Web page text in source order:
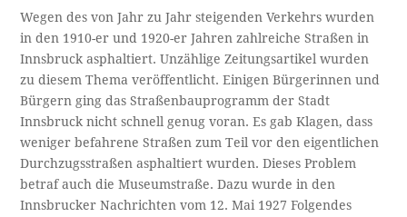
Wegen des von Jahr zu Jahr steigenden Verkehrs wurden
in den 1910-er und 1920-er Jahren zahlreiche Straßen in
Innsbruck asphaltiert. Unzählige Zeitungsartikel wurden
zu diesem Thema veröffentlicht. Einigen Bürgerinnen und
Bürgern ging das Straßenbauprogramm der Stadt
Innsbruck nicht schnell genug voran. Es gab Klagen, dass
weniger befahrene Straßen zum Teil vor den eigentlichen
Durchzugsstraßen asphaltiert wurden. Dieses Problem
betraf auch die Museumstraße. Dazu wurde in den
Innsbrucker Nachrichten vom 12. Mai 1927 Folgendes